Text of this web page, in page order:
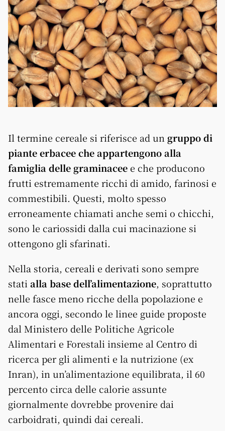
Il termine cereale si riferisce ad un gruppo di
piante erbacee che appartengono alla
famiglia delle graminaceee che producono
frutti estremamente ricchi di amido, farinosi e
commestibili. Questi, molto spesso
erroneamente chiamati anche semi o chicchi,
sono le cariossidi dalla cui macinazione si
ottengono gli sfarinati.
Nella storia, cereali e derivati sono sempre
stati alla base dell’alimentazione, soprattutto
nelle fasce meno ricche della popolazione e
ancora oggi, secondo le linee guide proposte
dal Ministero delle Politiche Agricole
Alimentari e Forestali insieme al Centro di
ricerca per gli alimenti e la nutrizione (ex
Inran), in un’alimentazione equilibrata, il 60
percento circa delle calorie assunte
giornalmente dovrebbe provenire dai
carboidrati, quindi dai cereali.